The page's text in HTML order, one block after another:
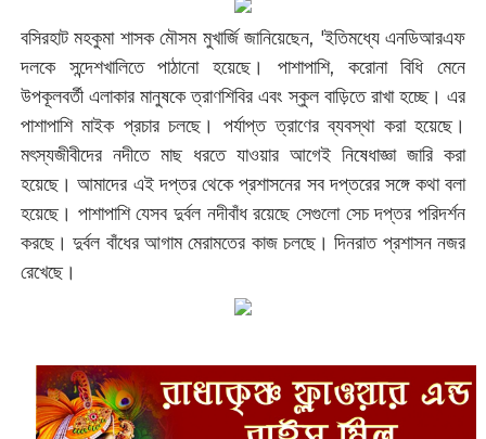
বসিরহাট মহকুমা শাসক মৌসম মুখার্জি জানিয়েছেন, '‌ইতিমধ্যে এনডিআরএফ
দলকে সন্দেশখালিতে পাঠানো হয়েছে। পাশাপাশি, করোনা বিধি মেনে
উপকূলবর্তী এলাকার মানুষকে ত্রাণশিবির এবং স্কুল বাড়িতে রাখা হচ্ছে। এর
পাশাপাশি মাইক প্রচার চলছে। পর্যাপ্ত ত্রাণের ব্যবস্থা করা হয়েছে।
মৎস্যজীবীদের নদীতে মাছ ধরতে যাওয়ার আগেই নিষেধাজ্ঞা জারি করা
হয়েছে। আমাদের এই দপ্তর থেকে প্রশাসনের সব দপ্তরের সঙ্গে কথা বলা
হয়েছে। পাশাপাশি যেসব দুর্বল নদীবাঁধ রয়েছে সেগুলো সেচ দপ্তর পরিদর্শন
করছে। দুর্বল বাঁধের আগাম মেরামতের কাজ চলছে। দিনরাত প্রশাসন নজর
রেখেছে।